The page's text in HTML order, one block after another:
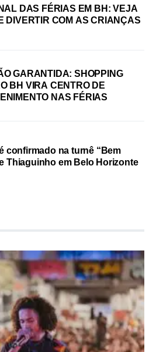
DAS FÉRIAS EM BH: VEJA
DIVERTIR COM AS CRIANÇAS
GARANTIDA: SHOPPING
BH VIRA CENTRO DE
NAS FÉRIAS
confirmado na turnê “Bem
Thiaguinho em Belo Horizonte